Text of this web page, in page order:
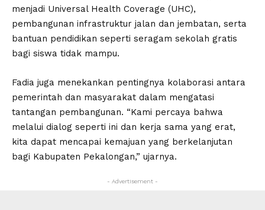
menjadi Universal Health Coverage (UHC),
pembangunan infrastruktur jalan dan jembatan, serta
bantuan pendidikan seperti seragam sekolah gratis
bagi siswa tidak mampu.
Fadia juga menekankan pentingnya kolaborasi antara
pemerintah dan masyarakat dalam mengatasi
tantangan pembangunan. “Kami percaya bahwa
melalui dialog seperti ini dan kerja sama yang erat,
kita dapat mencapai kemajuan yang berkelanjutan
bagi Kabupaten Pekalongan,” ujarnya.
- Advertisement -